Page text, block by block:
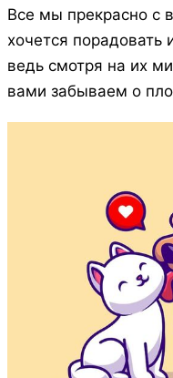
Все мы прекрасно с
хочется порадовать
ведь смотря на их
вами забываем о